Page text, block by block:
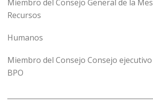
Miembro del Consejo General de la
Recursos
Humanos
Miembro del Consejo Consejo
BPO